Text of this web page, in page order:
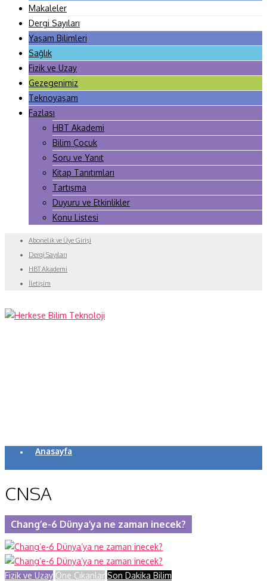
Makaleler
Dergi Sayıları
Yaşam Bilimleri
Sağlık
Fizik ve Uzay
Gezegenimiz
Teknoyaşam
Fazlası
HBT Akademi
Bilim Çocuk
Soru ve Yanıt
Kitap Tanıtımları
Tartışma
Duyuru ve Etkinlikler
Konu Listesi
Abonelik ve Üye Girişi
Dergi Sayıları
HBT Akademi
İletişim
Anasayfa
Yazarlar
Makaleler
Dergi Sayıları
Yaşam Bilimleri
CNSA
Chang’e-6 Dünya’ya ne zaman inecek?
Fizik ve Uzay Öne Çıkanlar Son Dakika Bilim